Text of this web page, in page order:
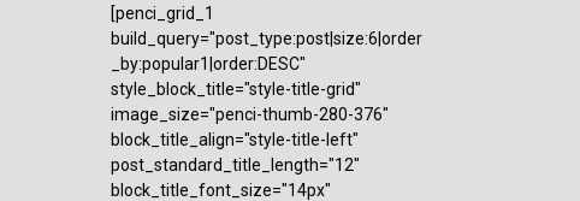
[penci_grid_1
build_query="post_type:post|size:6|order
_by:popular1|order:DESC"
style_block_title="style-title-grid"
image_size="penci-thumb-280-376"
block_title_align="style-title-left"
post_standard_title_length="12"
block_title_font_size="14px"